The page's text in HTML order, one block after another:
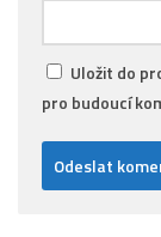
Uložit do
pro budoucí